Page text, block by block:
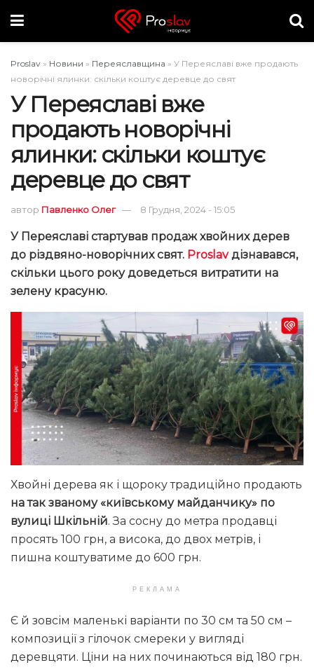
Proslav » Новини » Переяславщина » У Переяславі вже продають
новорічні ялинки: скільки коштує деревце до свят
У Переяславі вже
продають новорічні
ялинки: скільки коштує
деревце до свят
автор Павленко Олег 8 Грудня, 2024 - 15:05
У Переяславі стартував продаж хвойних дерев
до різдвяно-новорічних свят. Proslavдізнавався,
скільки цього року доведеться витратити на
зелену красуню.
Хвойні дерева як і щороку традиційно продають
на так званому «київському майданчику» по
вулиці Шкільній. За сосну до метра продавці
просять 100 грн, а висока, до двох метрів, і
пишна коштуватиме до 600 грн.
РЕКЛАМА
Є й зовсім маленькі варіанти по 30 см та 50 см –
композиції з гілочок смереки у вигляді
деревцяти. Ціни на них починаються від 180 грн.